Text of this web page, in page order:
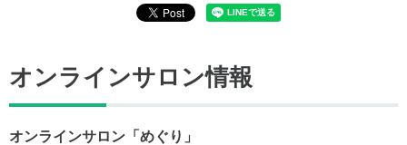
オンラインサロン情報
オンラインサロン「めぐり」